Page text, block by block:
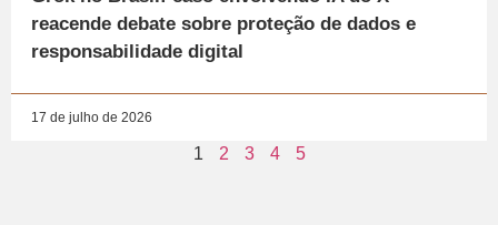
reacende debate sobre proteção de dados e
responsabilidade digital
17 de julho de 2026
1 2 3 4 5